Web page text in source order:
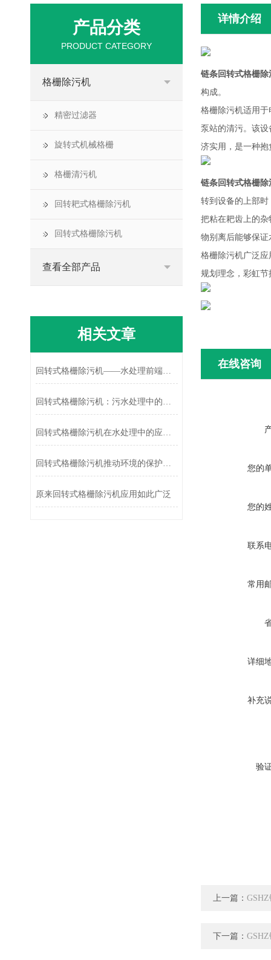
详情介绍
链条回转式格栅除
构成。
格栅除污机适用
泵站的清污。该
济实用，是一种
链条回转式格栅除
转到设备的上部
把粘在耙齿上的
物别离后能够保
格栅除污机广泛
规划理念，彩虹
在线咨询
您的
您的
联系
常用
详细
补充
验
上一篇：
下一篇：
产品分类
PRODUCT CATEGORY
格栅除污机
精密过滤器
旋转式机械格栅
格栅清污机
回转耙式格栅除污机
回转式格栅除污机
查看全部产品
相关文章
回转式格栅除污机——水处理前端拦截的连续作业设备
回转式格栅除污机：污水处理中的高效固液分离器
回转式格栅除污机在水处理中的应用效果分析
回转式格栅除污机推动环境的保护和可持续发展
原来回转式格栅除污机应用如此广泛